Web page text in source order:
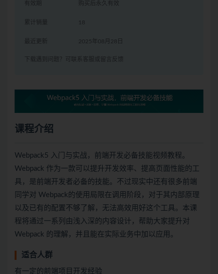
有效期 购买后永久有效
累计销量 18
最近更新 2025年08月28日
下载遇到问题？可联系客服或留言反馈
课程介绍
Webpack5 入门与实战，前端开发必备技能视频教程。
Webpack 作为一款可以提升开发效率、提高页面性能的工
具，是前端开发者必备的技能。不过现实中还有很多前端
同学对 Webpack的使用局限在调用阶段，对于其内部原理
以及已有的配置不够了解，无法高效用好这个工具。本课
程将通过一系列由浅入深的内容设计，帮助大家提升对
Webpack 的理解，并且能在实际业务中加以应用。
适合人群
有一定的前端项目开发经验